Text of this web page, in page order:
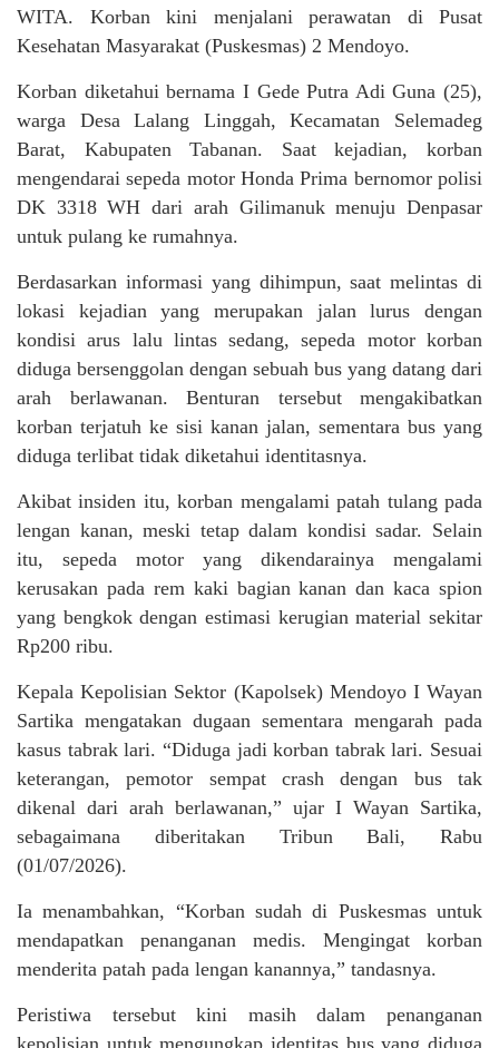
WITA. Korban kini menjalani perawatan di Pusat
Kesehatan Masyarakat (Puskesmas) 2 Mendoyo.
Korban diketahui bernama I Gede Putra Adi Guna (25),
warga Desa Lalang Linggah, Kecamatan Selemadeg
Barat, Kabupaten Tabanan. Saat kejadian, korban
mengendarai sepeda motor Honda Prima bernomor polisi
DK 3318 WH dari arah Gilimanuk menuju Denpasar
untuk pulang ke rumahnya.
Berdasarkan informasi yang dihimpun, saat melintas di
lokasi kejadian yang merupakan jalan lurus dengan
kondisi arus lalu lintas sedang, sepeda motor korban
diduga bersenggolan dengan sebuah bus yang datang dari
arah berlawanan. Benturan tersebut mengakibatkan
korban terjatuh ke sisi kanan jalan, sementara bus yang
diduga terlibat tidak diketahui identitasnya.
Akibat insiden itu, korban mengalami patah tulang pada
lengan kanan, meski tetap dalam kondisi sadar. Selain
itu, sepeda motor yang dikendarainya mengalami
kerusakan pada rem kaki bagian kanan dan kaca spion
yang bengkok dengan estimasi kerugian material sekitar
Rp200 ribu.
Kepala Kepolisian Sektor (Kapolsek) Mendoyo I Wayan
Sartika mengatakan dugaan sementara mengarah pada
kasus tabrak lari. “Diduga jadi korban tabrak lari. Sesuai
keterangan, pemotor sempat crash dengan bus tak
dikenal dari arah berlawanan,” ujar I Wayan Sartika,
sebagaimana diberitakan Tribun Bali, Rabu
(01/07/2026).
Ia menambahkan, “Korban sudah di Puskesmas untuk
mendapatkan penanganan medis. Mengingat korban
menderita patah pada lengan kanannya,” tandasnya.
Peristiwa tersebut kini masih dalam penanganan
kepolisian untuk mengungkap identitas bus yang diduga